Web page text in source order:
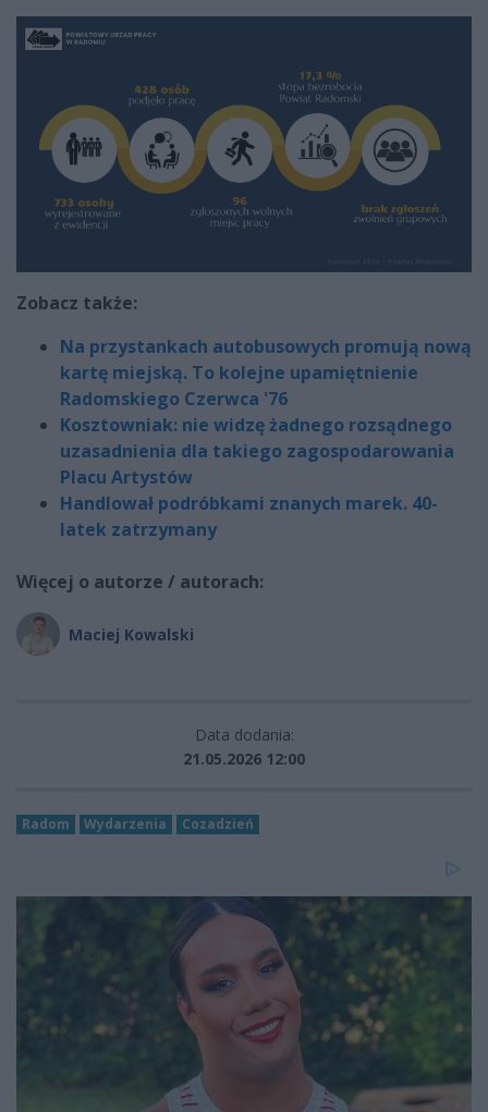
Zobacz także:
Na przystankach autobusowych promują nową
kartę miejską. To kolejne upamiętnienie
Radomskiego Czerwca '76
Kosztowniak: nie widzę żadnego rozsądnego
uzasadnienia dla takiego zagospodarowania
Placu Artystów
Handlował podróbkami znanych marek. 40-
latek zatrzymany
Więcej o autorze / autorach:
Maciej Kowalski
Data dodania:
21.05.2026 12:00
Radom Wydarzenia Cozadzień